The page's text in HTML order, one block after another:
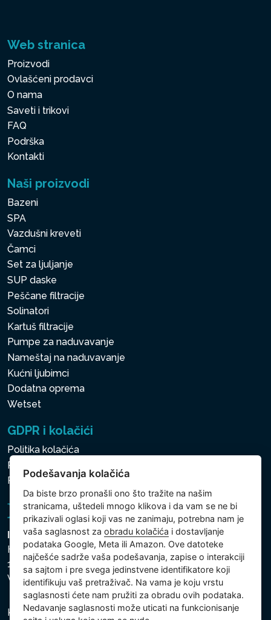
Web stranica
Proizvodi
Ovlašćeni prodavci
O nama
Saveti i trikovi
FAQ
Podrška
Kontakti
Naši proizvodi
Bazeni
SPA
Vazdušni kreveti
Čamci
Set za ljuljanje
SUP daske
Peščane filtracije
Solinatori
Kartuš filtracije
Pumpe za naduvavanje
Nameštaj na naduvavanje
Kućni ljubimci
Dodatna oprema
Wetset
GDPR i kolačići
Politika kolačića
Politika zaštite ličnih i drugih obrađivanih podataka
Politika kolačića
Intex Trading, s.r.o.
Hradecká 2526/3
130 00 Praha 3
Vinohrady - Česká republika
Kompanija je registrovana u Opštinskom sudu u Pragu,
Podešavanja kolačića
Da biste brzo pronašli ono što tražite na našim
stranicama, uštedeli mnogo klikova i da vam se ne bi
prikazivali oglasi koji vas ne zanimaju, potrebna nam je
vaša saglasnost zaobradu kolačića i dostavljanje
podataka Google, Meta ili Amazon. Ove datoteke
najčešće sadrže vaša podešavanja, zapise o interakciji
sa sajtom i pre svega jedinstvene identifikatore koji
identifikuju vaš pretraživač. Na vama je koju vrstu
saglasnosti ćete nam pružiti za obradu ovih podataka.
Nedavanje saglasnosti može uticati na funkcionisanje